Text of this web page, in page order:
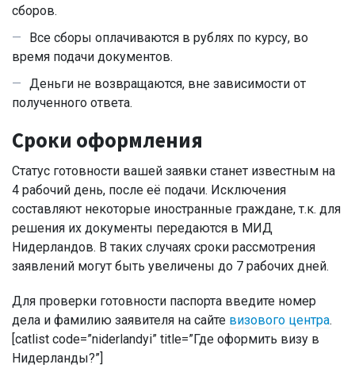
сборов.
Все сборы оплачиваются в рублях по курсу, во
время подачи документов.
Деньги не возвращаются, вне зависимости от
полученного ответа.
Сроки оформления
Статус готовности вашей заявки станет известным на
4 рабочий день, после её подачи. Исключения
составляют некоторые иностранные граждане, т.к. для
решения их документы передаются в МИД
Нидерландов. В таких случаях сроки рассмотрения
заявлений могут быть увеличены до 7 рабочих дней.
Для проверки готовности паспорта введите номер
дела и фамилию заявителя на сайте визового центра.
[catlist code=”niderlandyi” title=”Где оформить визу в
Нидерланды?”]